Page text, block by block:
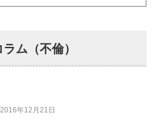
ム（不倫）
年12月21日